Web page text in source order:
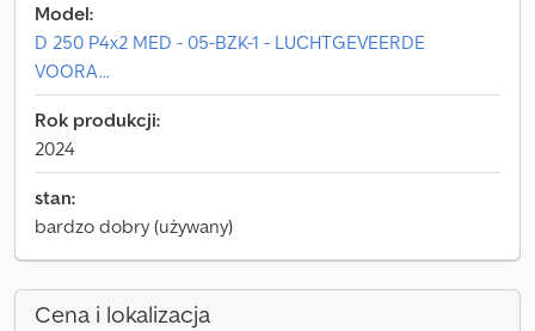
Model:
D 250 P4x2 MED - 05-BZK-1 - LUCHTGEVEERDE
VOORA...
Rok produkcji:
2024
stan:
bardzo dobry (używany)
Cena i lokalizacja